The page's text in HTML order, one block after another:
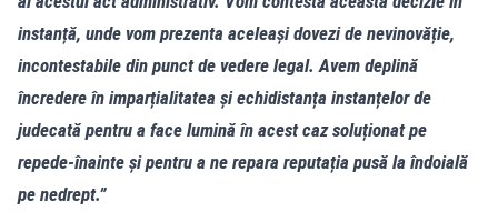
instanță, unde vom prezenta aceleași dovezi de nevinovăție,
incontestabile din punct de vedere legal. Avem deplină
încredere în imparțialitatea și echidistanța instanțelor de
judecată pentru a face lumină în acest caz soluționat pe
repede-înainte și pentru a ne repara reputația pusă la îndoială
pe nedrept.”